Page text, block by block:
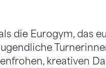
die Eurogym, das
kreativen